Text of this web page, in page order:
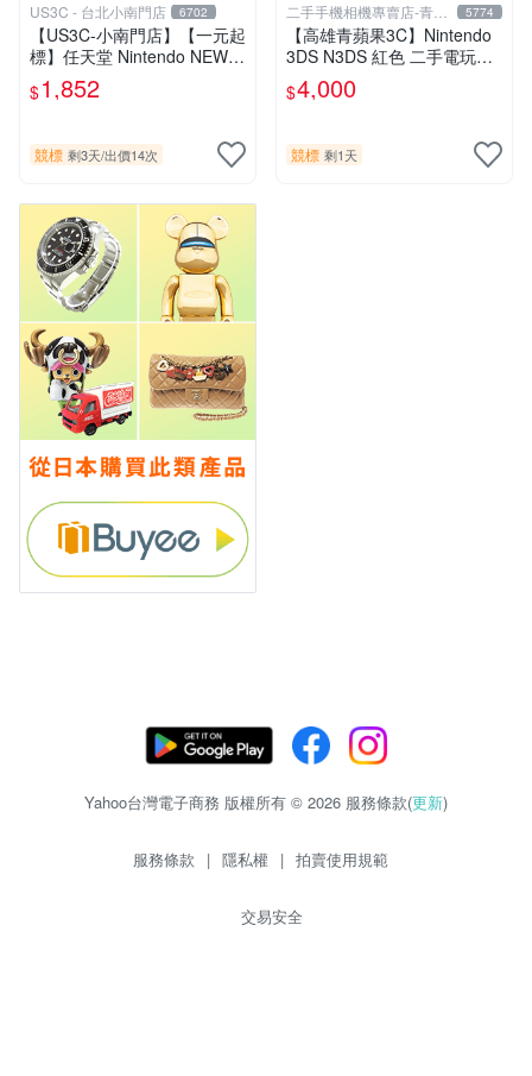
US3C - 台北小南門店 6702
【US3C-小南門店】【一元起
標】任天堂 Nintendo NEW 3
DS LL RED-001 藍 裸眼3D
顯示 C搖桿 二手掌上型電玩
$1,852
競標 剩3天/出價14次
二手手機相機專賣店-青蘋
果3c
5774
【高雄青蘋果3C】Nintendo
3DS N3DS 紅色 二手電玩主
機#102241
$4,000
競標 剩1天
Yahoo台灣電子商務 版權所有 © 2026 服務條款(更新)
服務條款 | 隱私權 | 拍賣使用規範
交易安全